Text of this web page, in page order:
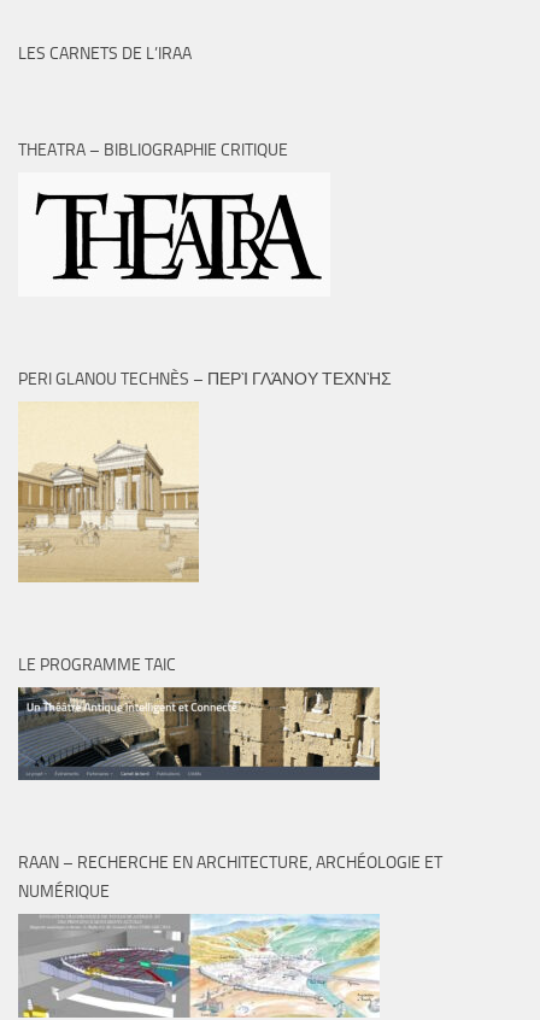
LES CARNETS DE L’IRAA
THEATRA – BIBLIOGRAPHIE CRITIQUE
PERI GLANOU TECHNÈS – ΠΕΡῚ ΓΛΆΝΟΥ ΤΕΧΝῊΣ
LE PROGRAMME TAIC
RAAN – RECHERCHE EN ARCHITECTURE, ARCHÉOLOGIE ET
NUMÉRIQUE